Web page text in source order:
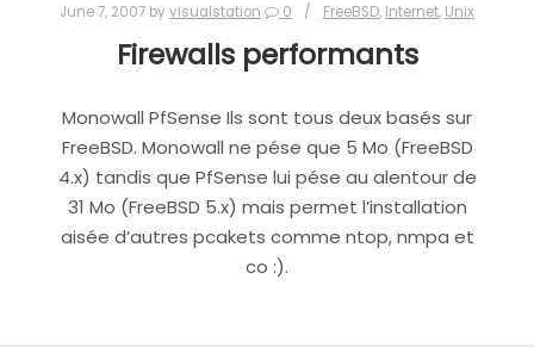
June 7, 2007 by visualstation 0 FreeBSD, Internet, Unix
Firewalls performants
Monowall PfSense Ils sont tous deux basés sur
FreeBSD. Monowall ne pése que 5 Mo (FreeBSD
4.x) tandis que PfSense lui pése au alentour de
31 Mo (FreeBSD 5.x) mais permet l’installation
aisée d’autres pcakets comme ntop, nmpa et
co :).